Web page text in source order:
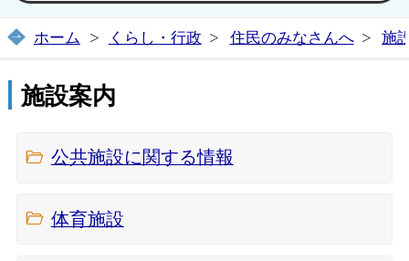
ホーム くらし・行政 住民のみなさんへ 施
施設案内
公共施設に関する情報
体育施設